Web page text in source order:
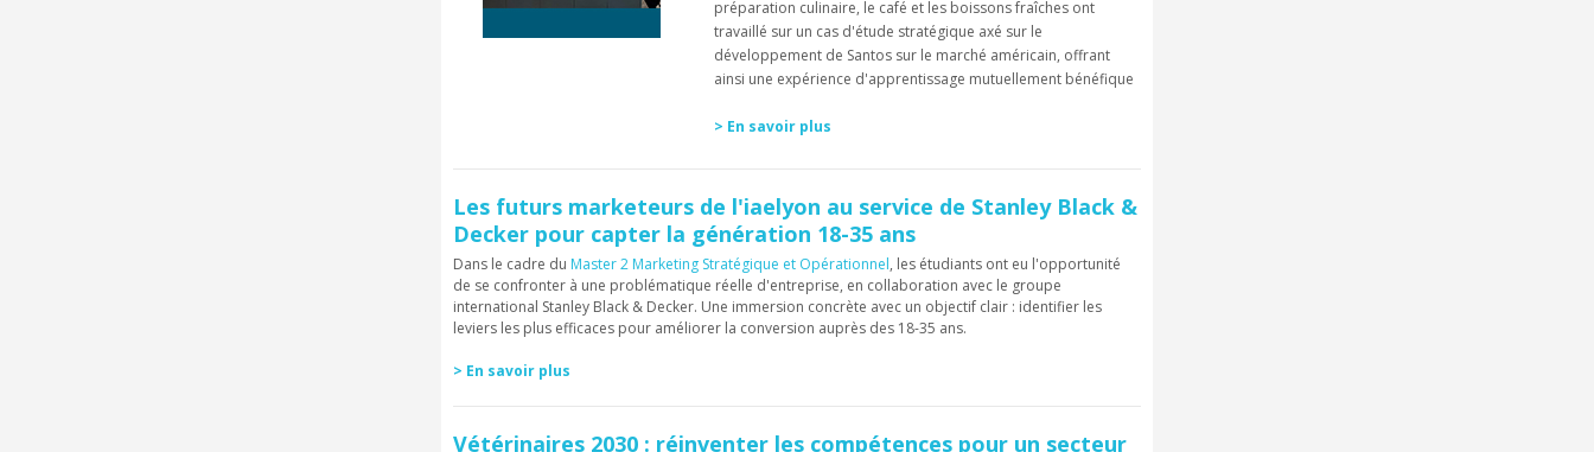
préparation culinaire, le café et les boissons fraîches ont
travaillé sur un cas d'étude stratégique axé sur le
développement de Santos sur le marché américain, offrant
ainsi une expérience d'apprentissage mutuellement bénéfique
> En savoir plus
Les futurs marketeurs de l'iaelyon au service de Stanley Black &
Decker pour capter la génération 18-35 ans
Dans le cadre du Master 2 Marketing Stratégique et Opérationnel, les étudiants ont eu l'opportunité
de se confronter à une problématique réelle d'entreprise, en collaboration avec le groupe
international Stanley Black & Decker. Une immersion concrète avec un objectif clair : identifier les
leviers les plus efficaces pour améliorer la conversion auprès des 18-35 ans.
> En savoir plus
Vétérinaires 2030 : réinventer les compétences pour un secteur